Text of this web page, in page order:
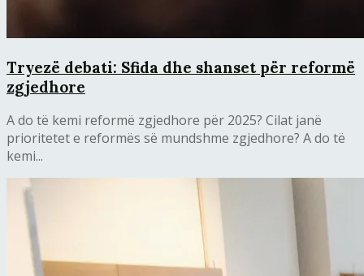
Tryezë debati: Sfida dhe shanset për reformë
zgjedhore
A do të kemi reformë zgjedhore për 2025? Cilat janë
prioritetet e reformës së mundshme zgjedhore? A do të
kemi...